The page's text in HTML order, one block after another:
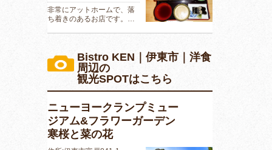
非常にアットホームで、落
ち着きのあるお店です。…
Bistro KEN｜伊東市｜洋食
周辺の
観光SPOTはこちら
ニューヨークランプミュー
ジアム&フラワーガーデン
寒桜と菜の花